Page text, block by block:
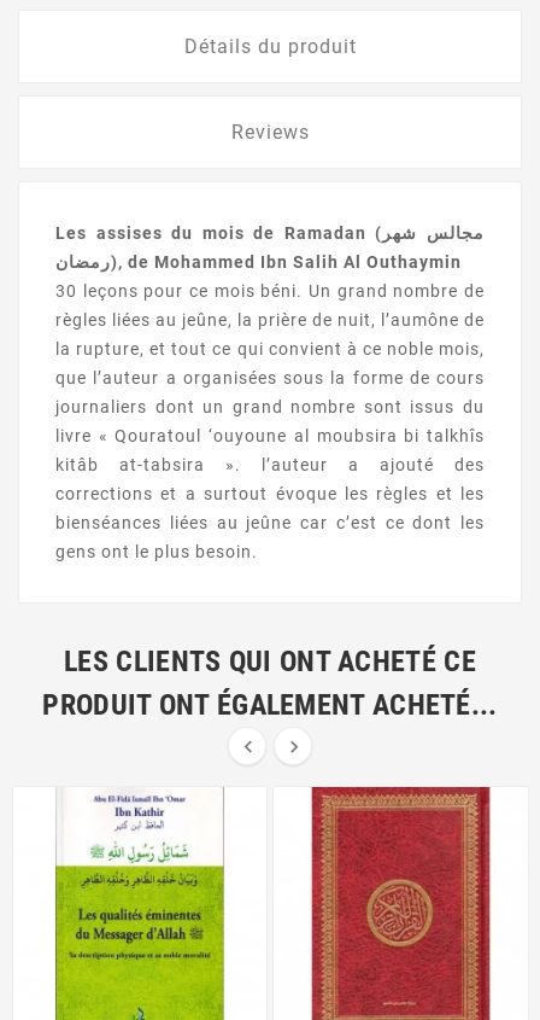
Détails du produit
Reviews
Les assises du mois de Ramadan (مجالس شهر
رمضان), de Mohammed Ibn Salih Al Outhaymin
30 leçons pour ce mois béni. Un grand nombre de
règles liées au jeûne, la prière de nuit, l’aumône de
la rupture, et tout ce qui convient à ce noble mois,
que l’auteur a organisées sous la forme de cours
journaliers dont un grand nombre sont issus du
livre «Qouratoul ‘ouyoune al moubsira bitalkhîs
kitâb
at-tabsira ».
’auteur a ajouté des
corrections et a surtout évoque les règles et les
bienséances liées au jeûne car c’est ce dont les
gens ont le plus besoin.
LES CLIENTS QUI ONT ACHETÉ CE
PRODUIT ONT ÉGALEMENT ACHETÉ...
 